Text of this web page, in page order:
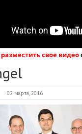
разместить свое видео
02 марта, 2016